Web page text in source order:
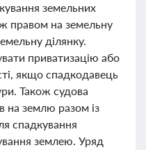
земельних
правом на земельну
ділянку.
приватизацію або
якщо спадкодавець
Також судова
на землю разом із
спадкування
землею. Уряд